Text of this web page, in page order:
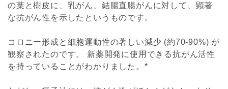
の葉と樹皮に、乳がん、結腸直腸がんに対して、顕著
な抗がん性を示したというものです。
コロニー形成と細胞運動性の著しい減少 (約70-90%) が
観察されたのです。 新薬開発に使用できる抗がん活性
を持っていることがわかりました。*